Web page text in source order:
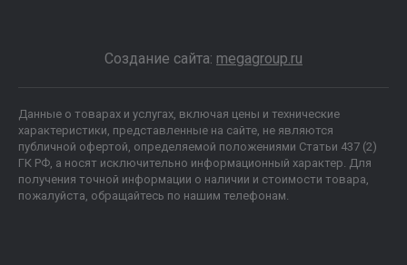
Создание сайта: megagroup.ru
Данные о товарах и услугах, включая цены и технические
характеристики, представленные на сайте, не являются
публичной офертой, определяемой положениями Статьи 437 (2)
ГК РФ, а носят исключительно информационный характер. Для
получения точной информации о наличии и стоимости товара,
пожалуйста, обращайтесь по нашим телефонам.